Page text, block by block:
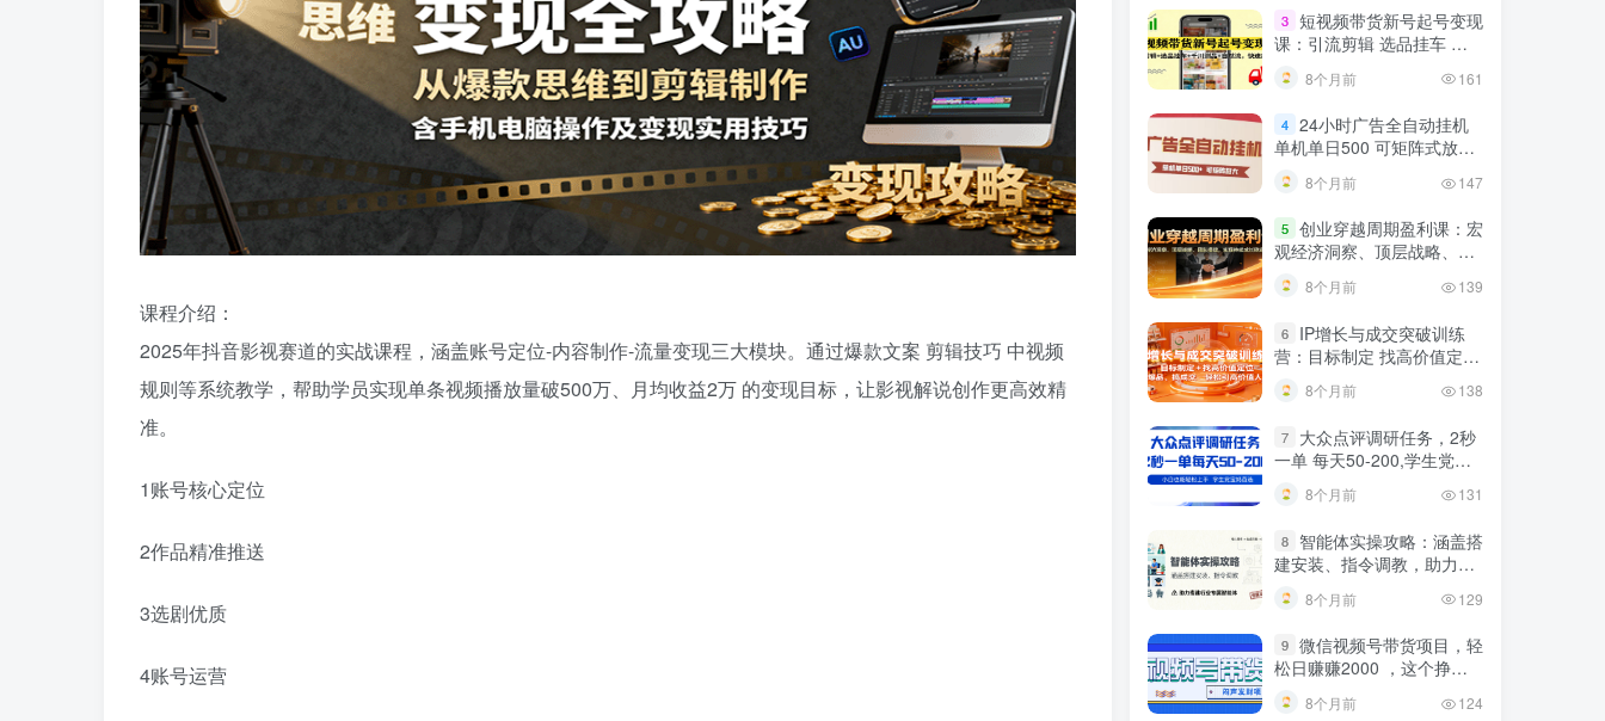
课程介绍：
2025年抖音影视赛道的实战课程，涵盖账号定位-内容制作-流量变现三大模块。通过爆款文案 剪辑技巧 中视频
规则等系统教学，帮助学员实现单条视频播放量破500万、月均收益2万 的变现目标，让影视解说创作更高效精
准。
1账号核心定位
2作品精准推送
3选剧优质
4账号运营
3
短视频带货新号起号变现
课：引流剪辑 选品挂车 千
川测品 自然流，快速起量
8个月前 161
4 24小时广告全自动挂机
单机单日500 可矩阵式放大
无需人工看守 新手小白轻松
玩转8个月前 147
5 创业穿越周期盈利课：宏
观经济洞察、顶层战略、团
队搭建，实现持续成长稳定
变现8个月前 139
6
IP增长与成交突破训练
营：目标制定 找高价值定
引高价值人脉
8个月前 138
7
大众点评调研任务，2秒
一单 每天50-200,学生党宝
8个月前 131
8
智能体实操攻略：涵盖搭
建安装、指令调教，助力搭
建行业专属智能体
8个月前 129
9 微信视频号带货项目，轻
松日赚赚2000 ，这个挣钱
入口很多伙伴都在闷声发财
8个月前 124